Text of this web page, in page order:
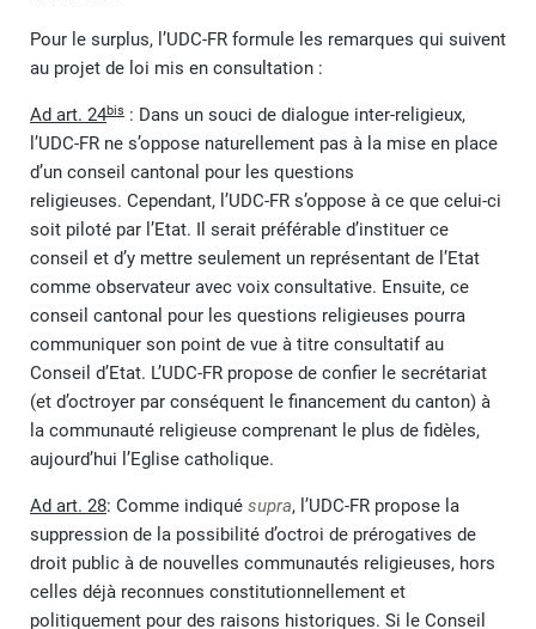
Pour le surplus, l’UDC-FR formule les remarques qui suivent
au projet de loi mis en consultation :
Ad art. 24bis : Dans un souci de dialogue inter-religieux,
l’UDC-FR ne s’oppose naturellement pas à la mise en place
d’un conseil cantonal pour les questions
religieuses. Cependant, l’UDC-FR s’oppose à ce que celui-ci
soit piloté par l’Etat. Il serait préférable d’instituer ce
conseil et d’y mettre seulement un représentant de l’Etat
comme observateur avec voix consultative. Ensuite, ce
conseil cantonal pour les questions religieuses pourra
communiquer son point de vue à titre consultatif au
Conseil d’Etat. L’UDC-FR propose de confier le secrétariat
(et d’octroyer par conséquent le financement du canton) à
la communauté religieuse comprenant le plus de fidèles,
aujourd’hui l’Eglise catholique.
Ad art. 28: Comme indiqué supra, l’UDC-FR propose la
suppression de la possibilité d’octroi de prérogatives de
droit public à de nouvelles communautés religieuses, hors
celles déjà reconnues constitutionnellement et
politiquement pour des raisons historiques. Si le Conseil